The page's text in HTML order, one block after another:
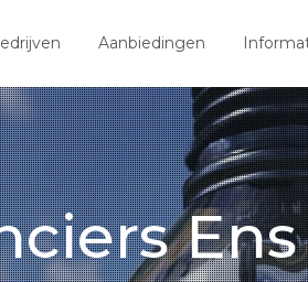
Aanbiedingen
Ens